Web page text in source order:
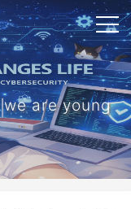
are young